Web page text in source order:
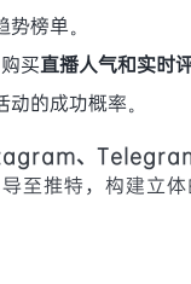
榜单。
买直播人气和实时
的成功概率。
、
至推特，构建立